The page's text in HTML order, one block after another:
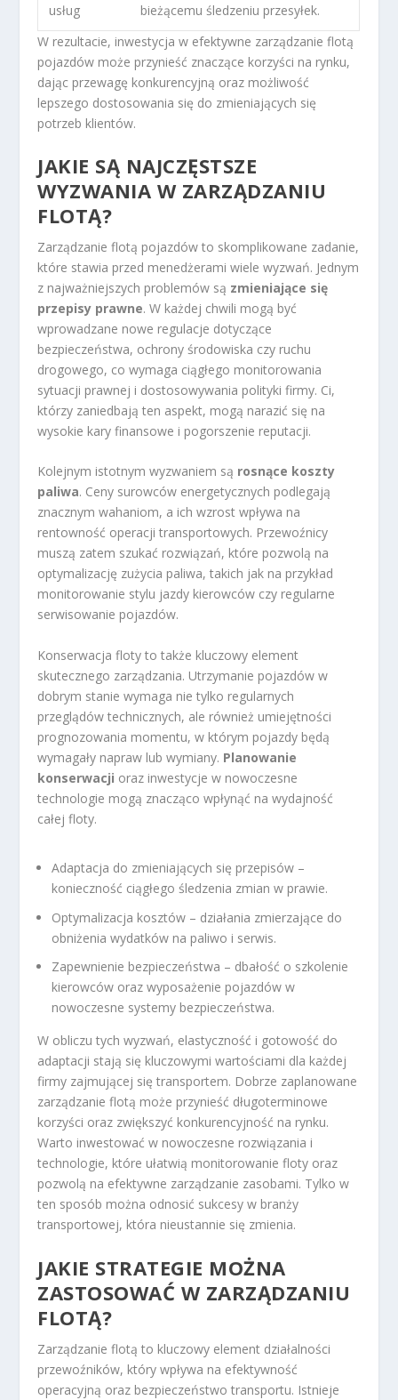
usług
bieżącemu śledzeniu przesyłek.
W rezultacie, inwestycja w efektywne zarządzanie flotą
pojazdów może przynieść znaczące korzyści na rynku,
dając przewagę konkurencyjną oraz możliwość
lepszego dostosowania się do zmieniających się
potrzeb klientów.
JAKIE SĄ NAJCZĘSTSZE
WYZWANIA W ZARZĄDZANIU
FLOTĄ?
Zarządzanie flotą pojazdów to skomplikowane zadanie,
które stawia przed menedżerami wiele wyzwań. Jednym
z najważniejszych problemów są zmieniające się
przepisy prawne. W każdej chwili mogą być
wprowadzane nowe regulacje dotyczące
bezpieczeństwa, ochrony środowiska czy ruchu
drogowego, co wymaga ciągłego monitorowania
sytuacji prawnej i dostosowywania polityki firmy. Ci,
którzy zaniedbają ten aspekt, mogą narazić się na
wysokie kary finansowe i pogorszenie reputacji.
Kolejnym istotnym wyzwaniem są rosnące koszty
paliwa. Ceny surowców energetycznych podlegają
znacznym wahaniom, a ich wzrost wpływa na
rentowność operacji transportowych. Przewoźnicy
muszą zatem szukać rozwiązań, które pozwolą na
optymalizację zużycia paliwa, takich jak na przykład
monitorowanie stylu jazdy kierowców czy regularne
serwisowanie pojazdów.
Konserwacja floty to także kluczowy element
skutecznego zarządzania. Utrzymanie pojazdów w
dobrym stanie wymaga nie tylko regularnych
przeglądów technicznych, ale również umiejętności
prognozowania momentu, w którym pojazdy będą
wymagały napraw lub wymiany. Planowanie
konserwacji oraz inwestycje w nowoczesne
technologie mogą znacząco wpłynąć na wydajność
całej floty.
Adaptacja do zmieniających się przepisów –
konieczność ciągłego śledzenia zmian w prawie.
Optymalizacja kosztów – działania zmierzające do
obniżenia wydatków na paliwo i serwis.
Zapewnienie bezpieczeństwa – dbałość o szkolenie
kierowców oraz wyposażenie pojazdów w
nowoczesne systemy bezpieczeństwa.
W obliczu tych wyzwań, elastyczność i gotowość do
adaptacji stają się kluczowymi wartościami dla każdej
firmy zajmującej się transportem. Dobrze zaplanowane
zarządzanie flotą może przynieść długoterminowe
korzyści oraz zwiększyć konkurencyjność na rynku.
Warto inwestować w nowoczesne rozwiązania i
technologie, które ułatwią monitorowanie floty oraz
pozwolą na efektywne zarządzanie zasobami. Tylko w
ten sposób można odnosić sukcesy w branży
transportowej, która nieustannie się zmienia.
JAKIE STRATEGIE MOŻNA
ZASTOSOWAĆ W ZARZĄDZANIU
FLOTĄ?
Zarządzanie flotą to kluczowy element działalności
przewoźników, który wpływa na efektywność
operacyjną oraz bezpieczeństwo transportu. Istnieje